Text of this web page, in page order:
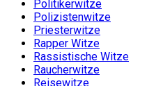
Politikerwitze
Polizistenwitze
Priesterwitze
Rapper Witze
Rassistische Witze
Raucherwitze
Reisewitze